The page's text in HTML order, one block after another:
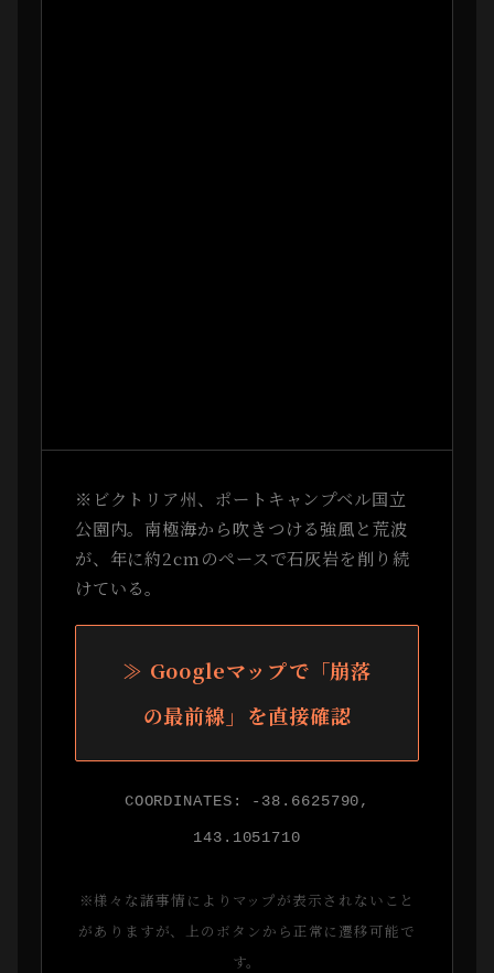
※ビクトリア州、ポートキャンプベル国立
公園内。南極海から吹きつける強風と荒波
が、年に約2cmのペースで石灰岩を削り続
けている。
≫ Googleマップで「崩落
の最前線」を直接確認
COORDINATES: -38.6625790,
143.1051710
※様々な諸事情によりマップが表示されないこと
がありますが、上のボタンから正常に遷移可能で
す。